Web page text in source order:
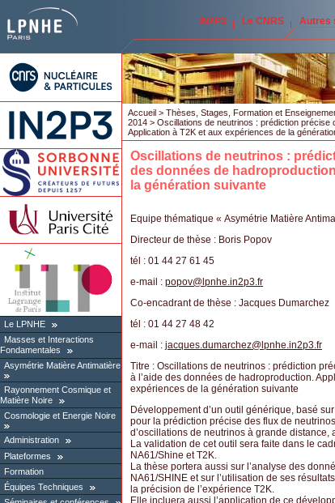
IN2P3 Le CNRS Autres
Le LPNHE
Masses et Interactions
Fondamentales
Asymétrie Matière Antimatière
Rayonnement Cosmique et
Matière Noire
Cosmologie et Energie Noire
Administration
Plateformes
Formation
Équipes Techniques
Accueil > Thèses, Stages, Formation et
2014 > Oscillations de neutrinos : prédiction précise
Application à T2K et aux expériences de la
Oscillations de neutrinos :
des données de
la génération suivante
Equipe thématique « Asymétrie Matière
Directeur de thèse : Boris Popov
tél : 01 44 27 61 45
e-mail : popov@ lpnhe.in2p3.fr
Co-encadrant de thèse : Jacques Dumarchez
tél : 01 44 27 48 42
e-mail : jacques.dumarchez@ lpnhe.in2p3.fr
Titre : Oscillations de neutrinos : prédiction
à l’aide des données de hadroproduction.
expériences de la génération suivante
Développement d’un outil générique, basé
pour la prédiction précise des flux de
d’oscillations de neutrinos à grande distance,
La validation de cet outil sera faite dans le
NA61/Shine et T2K.
La thèse portera aussi sur l’analyse des
NA61/SHINE et sur l’utilisation de ses
la précision de l’expérience T2K.
Elle incluera aussi l’application de ce